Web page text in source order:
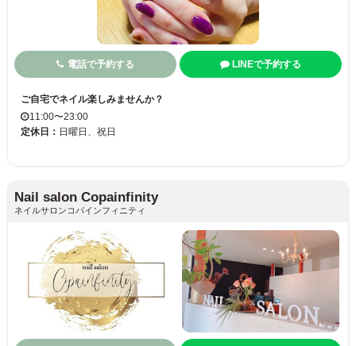
電話で予約する LINEで予約する
ご自宅でネイル楽しみませんか？
11:00〜23:00
定休日： 日曜日、祝日
Nail salon Copainfinity
ネイルサロンコパインフィニティ